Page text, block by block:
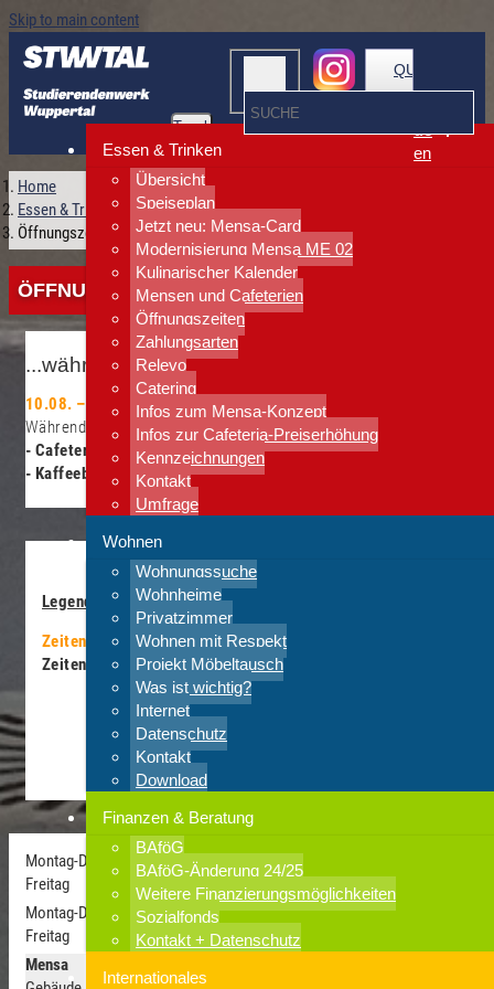
Skip to main content
Toggle
navigation
Essen & Trinken
Übersicht
Speiseplan
Jetzt neu: Mensa-Card
Modernisierung Mensa ME 02
Kulinarischer Kalender
Mensen und Cafeterien
Öffnungszeiten
Zahlungsarten
Relevo
Catering
Infos zum Mensa-Konzept
Infos zur Cafeteria-Preiserhöhung
Kennzeichnungen
Kontakt
Umfrage
Wohnen
Wohnungssuche
Wohnheime
Privatzimmer
Wohnen mit Respekt
Projekt Möbeltausch
Was ist wichtig?
Internet
Datenschutz
Kontakt
Download
Finanzen & Beratung
BAföG
BAföG-Änderung 24/25
Weitere Finanzierungsmöglichkeiten
Sozialfonds
Kontakt + Datenschutz
Internationales
QUICKLINKS
de
en
Home
Essen & Trinken
Öffnungszeiten
ÖFFNUNGSZEITEN
...während der Semesterferien
10.08. – 25.09.26
Während dieser Zeit komplett geschlossen:
- Cafeteria ME 03
- Kaffeebar "ins Grüne"
Legende
Zeiten in den Semesterferien
Zeiten in der Vorlesungszeit
Öffnungszeiten:
Warme Speisen:
Montag-Donnerstag
Freitag
Montag-Donnerstag
Freitag
Mensa